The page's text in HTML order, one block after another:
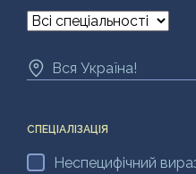
CПЕЦІАЛІЗАЦІЯ
Неспецифічний